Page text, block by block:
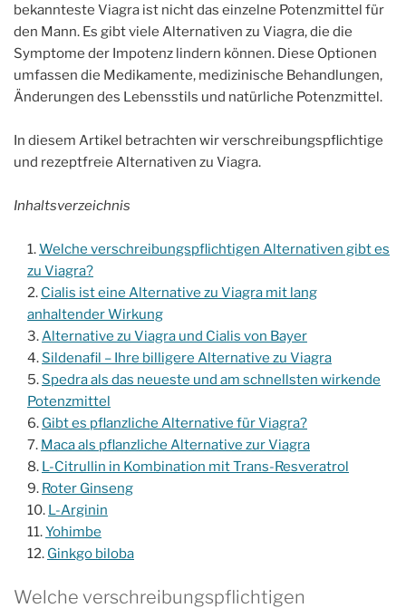
bekannteste Viagra ist nicht das einzelne Potenzmittel für
den Mann. Es gibt viele Alternativen zu Viagra, die die
Symptome der Impotenz lindern können. Diese Optionen
umfassen die Medikamente, medizinische Behandlungen,
Änderungen des Lebensstils und natürliche Potenzmittel.
In diesem Artikel betrachten wir verschreibungspflichtige
und rezeptfreie Alternativen zu Viagra.
Inhaltsverzeichnis
Welche verschreibungspflichtigen Alternativen gibt es
zu Viagra?
Cialis ist eine Alternative zu Viagra mit lang
anhaltender Wirkung
Alternative zu Viagra und Cialis von Bayer
Sildenafil – Ihre billigere Alternative zu Viagra
Spedra als das neueste und am schnellsten wirkende
Potenzmittel
Gibt es pflanzliche Alternative für Viagra?
Maca als pflanzliche Alternative zur Viagra
L-Citrullin in Kombination mit Trans-Resveratrol
Roter Ginseng
L-Arginin
Yohimbe
Ginkgo biloba
Welche verschreibungspflichtigen